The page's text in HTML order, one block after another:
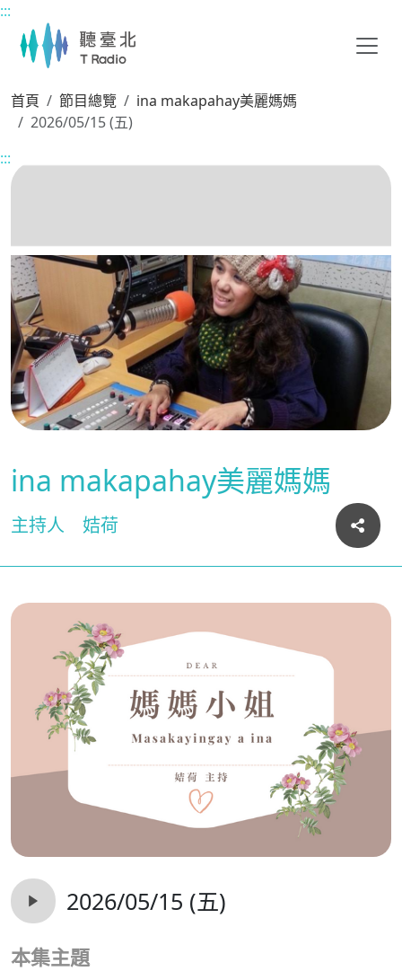
主要內容區塊
:::
首頁 節目總覽
ina makapahay美麗媽媽
2026/05/15 (五)
:::
ina makapahay美麗媽媽
主持人 姞荷
2026/05/15 (五)
本集主題